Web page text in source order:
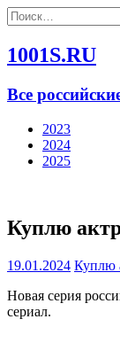
Найти:
1001S.RU
Все
2023
2024
2025
Куплю
19.01.2024 Куплю
Новая серия
сериал.